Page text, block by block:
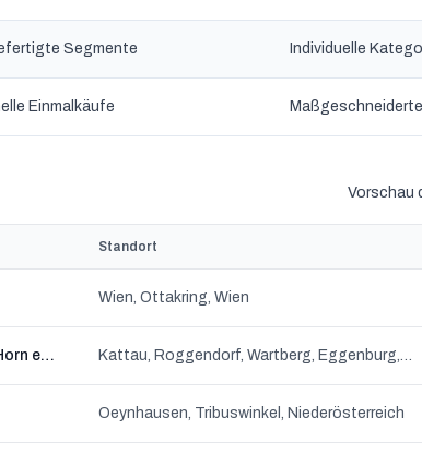
Segmente Individuelle
Einmalkäufe
Vorschau
Standort
Wien, Ottakring, Wien
Raiffeisen-Lagerhaus Hollabrunn-Horn eGen Kattau, Roggendorf, Wartberg, Eggenburg, Sonndorf, Burgschleinitz, Zogelsdorf, Klein-Reinprechtsdorf, Kühnring, Klein-Jetzelsdorf, Gauderndorf, Engelsdorf, Stoitzendorf, Grafenberg, Niederösterreich
Oeynhausen, Tribuswinkel, Niederösterreich